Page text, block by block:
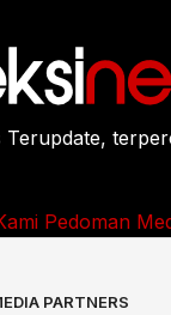
Pedoman
PARTNERS